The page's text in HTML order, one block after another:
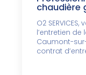
chaudière
O2
l’entretien
Caumont-
contrat